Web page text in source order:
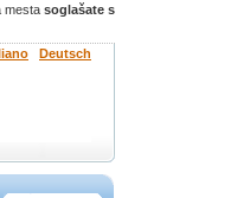
mesta soglašate s
Deutsch